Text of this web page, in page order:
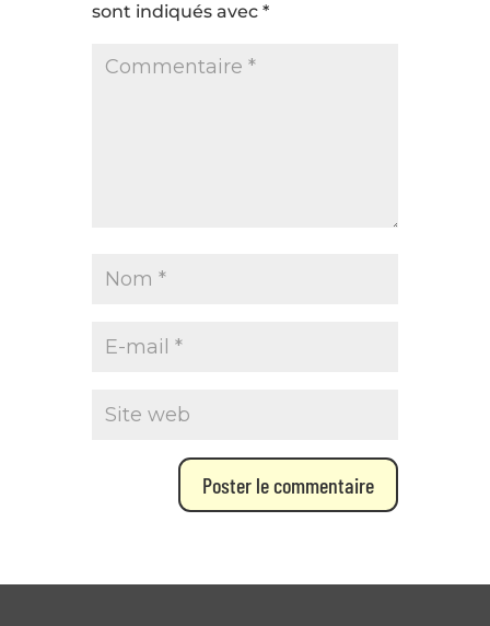
sont indiqués avec *